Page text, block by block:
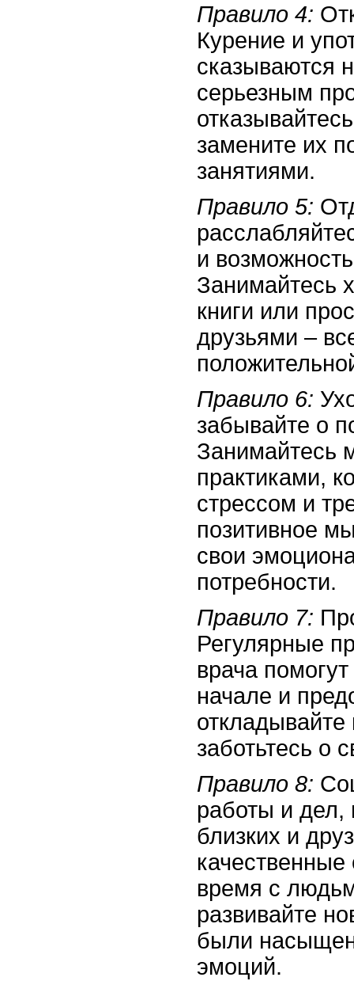
Правило 4:
Курение и
сказываются
серьезным
замените их
занятиями.
Правило 5:
и
Занимайтесь
книги или
друзьями –
Правило 6:
забывайте о
Занимайтесь
практиками,
стрессом и
позитивное
свои
потребности.
Правило 7:
Регулярные
врача
начале и
заботьтесь о
Правило 8:
работы и дел,
близких и
время с
развивайте
были
эмоций.